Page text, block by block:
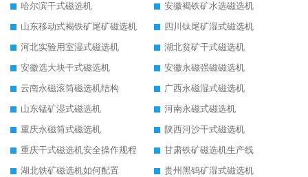
哈尔滨干式磁选机
安徽褐铁矿水选磁选机
山东移动式褐铁矿尾矿磁选机
四川钛尾矿湿式磁选机
河北实验用室湿式磁选机
湖北贫矿干式磁选机
安徽选大块干式磁选机
安徽永磁强磁磁选机
云南永磁滚筒磁选机结构
广西永磁湿式磁选机
山东锰矿湿式磁选机
河南永磁式磁选机
重庆永磁筒式磁选机
陕西河沙干式磁选机
重庆干式磁选机安全操作规程
甘肃铁矿磁选机生产线
湖北铁矿磁选机如何配置
贵州黑钨矿湿式磁选机